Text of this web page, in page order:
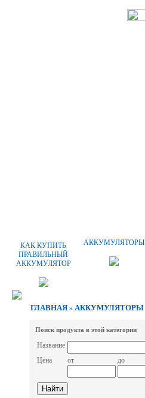
КАК КУПИТЬ
ПРАВИЛЬНЫЙ
АККУМУЛЯТОР
АККУМУЛЯТОРЫ
ГЛАВНАЯ » АККУМУЛЯТОРЫ
Поиск продукта в этой категории
Название
Цена
от до